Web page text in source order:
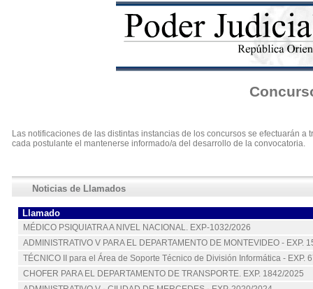
Las notificaciones de las distintas instancias de los concursos se efectuarán
cada postulante el mantenerse informado/a del desarrollo de la convocatoria.
Noticias de Llamados
Llamado
MÉDICO PSIQUIATRA A NIVEL NACIONAL. EXP-1032/2026
ADMINISTRATIVO V PARA EL DEPARTAMENTO DE MONTEVIDEO - EXP.
TÉCNICO II para el Área de Soporte Técnico de División Informática - EXP.
CHOFER PARA EL DEPARTAMENTO DE TRANSPORTE. EXP. 1842/2025